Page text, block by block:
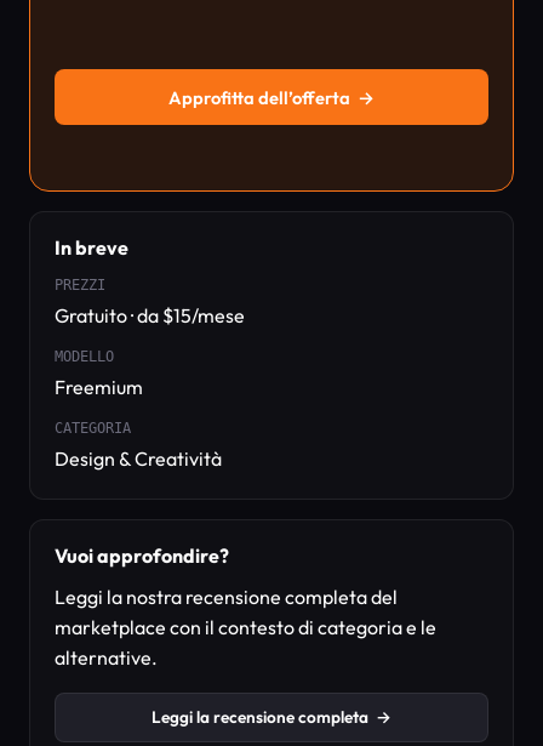
Approfitta dell’offerta →
In breve
PREZZI
Gratuito · da $15/mese
MODELLO
Freemium
CATEGORIA
Design & Creatività
Vuoi approfondire?
Leggi la nostra recensione completa del
marketplace con il contesto di categoria e le
alternative.
Leggi la recensione completa →